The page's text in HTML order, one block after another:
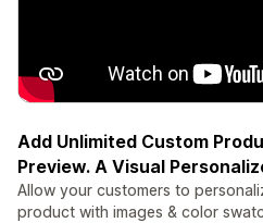
Add Unlimited Custom
Preview. A Visual
Allow your customers to
product with images & color